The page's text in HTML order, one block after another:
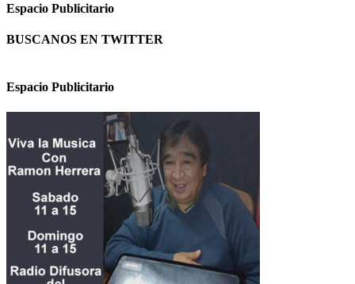
Espacio Publicitario
BUSCANOS EN TWITTER
Espacio Publicitario